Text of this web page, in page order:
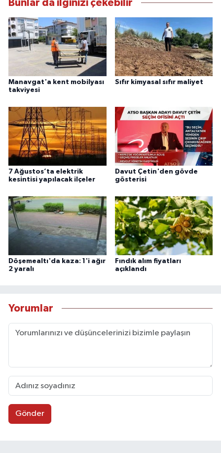
Bunlar da ilginizi çekebilir
Manavgat'a kent mobilyası
takviyesi
Sıfır kimyasal sıfır maliyet
7 Ağustos’ta elektrik
kesintisi yapılacak ilçeler
Davut Çetin'den gövde
gösterisi
Döşemealtı'da kaza: 1'i ağır
2 yaralı
Fındık alım fiyatları
açıklandı
Yorumlar
Gönder